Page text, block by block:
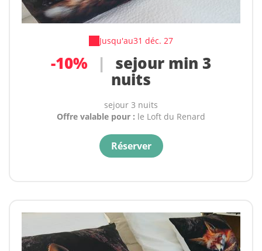
Jusqu'au31 déc. 27
-10% | sejour min 3
nuits
sejour 3 nuits
Offre valable pour : le Loft du Renard
Réserver